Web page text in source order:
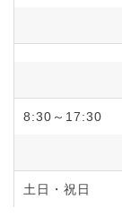
8:30～17:30
土日・祝日